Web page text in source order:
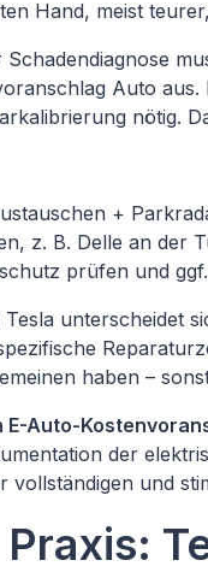
Hand, meist
Auto
nötig.
+
z. B. Delle an der
prüfen und
unterscheidet
haben –
Auto-
der
vollständigen und